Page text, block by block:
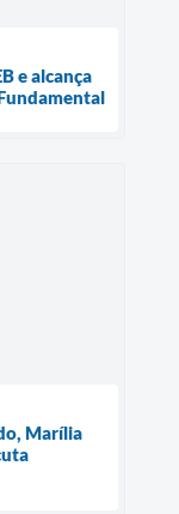
e alcança
Marília